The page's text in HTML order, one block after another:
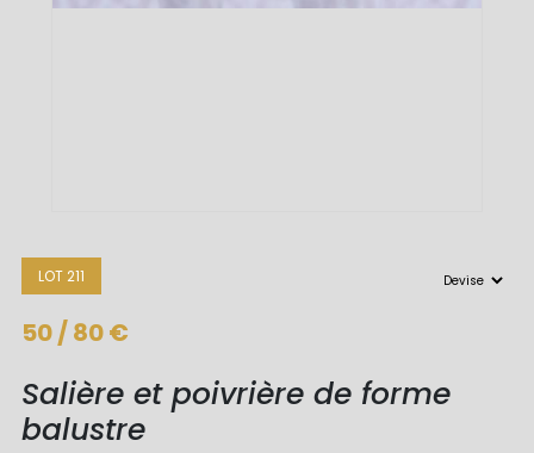
LOT 211
50 / 80 €
Salière et poivrière de forme
balustre